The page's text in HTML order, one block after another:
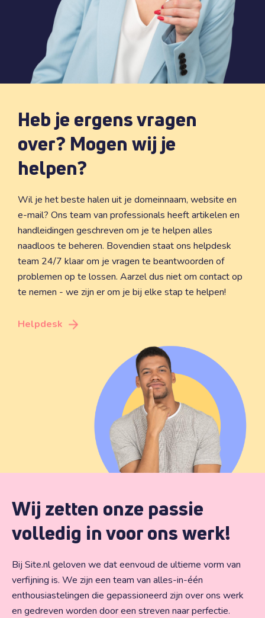
Heb je ergens vragen
over? Mogen wij je
helpen?
Wil je het beste halen uit je domeinnaam, website en
e-mail? Ons team van professionals heeft artikelen en
handleidingen geschreven om je te helpen alles
naadloos te beheren. Bovendien staat ons helpdesk
team 24/7 klaar om je vragen te beantwoorden of
problemen op te lossen. Aarzel dus niet om contact op
te nemen - we zijn er om je bij elke stap te helpen!
Helpdesk
Wij zetten onze passie
volledig in voor ons werk!
Bij Site.nl geloven we dat eenvoud de ultieme vorm van
verfijning is. We zijn een team van alles-in-één
enthousiastelingen die gepassioneerd zijn over ons werk
en gedreven worden door een streven naar perfectie.